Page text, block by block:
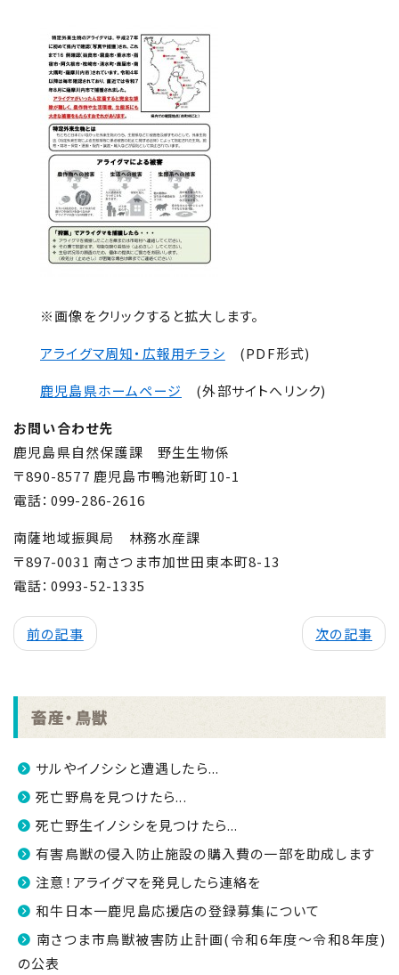
※画像をクリックすると拡大します。
アライグマ周知・広報用チラシ (PDF形式)
鹿児島県ホームページ (外部サイトへリンク)
お問い合わせ先
鹿児島県自然保護課 野生生物係
〒890-8577 鹿児島市鴨池新町10-1
電話： 099-286-2616
南薩地域振興局 林務水産課
〒897-0031 南さつま市加世田東本町8-13
電話： 0993-52-1335
前の記事 次の記事
畜産・鳥獣
サルやイノシシと遭遇したら...
死亡野鳥を見つけたら...
死亡野生イノシシを見つけたら...
有害鳥獣の侵入防止施設の購入費の一部を助成します
注意！アライグマを発見したら連絡を
和牛日本一鹿児島応援店の登録募集について
南さつま市鳥獣被害防止計画(令和6年度～令和8年度)
の公表